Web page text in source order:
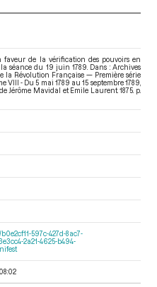
faveur de la vérification des pouvoirs en
séance du 19 juin 1789. Dans : Archives
la Révolution Française — Première série
VIII - Du 5 mai 1789 au 15 septembre 1789
Jérôme Mavidal et Emile Laurent. 1875. p.
597c-427d-8ac7-
2a21-4625-b494-